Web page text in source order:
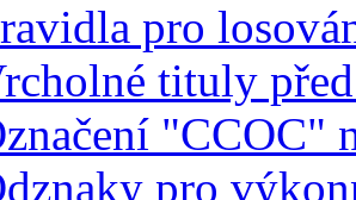
pro
tituly
"CCOC"
pro